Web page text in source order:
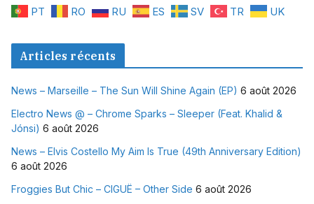
PT
RO RU ES SV TR UK
Articles récents
News – Marseille – The Sun Will Shine Again (EP) 6 août 2026
Electro News @ – Chrome Sparks – Sleeper (Feat. Khalid &
Jónsi) 6 août 2026
News – Elvis Costello My Aim Is True (49th Anniversary Edition)
6 août 2026
Froggies But Chic – CIGUË – Other Side 6 août 2026